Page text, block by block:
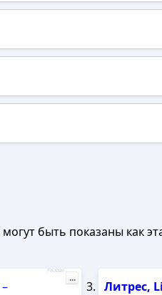
быть показаны как
Реклама
...
Литрес,